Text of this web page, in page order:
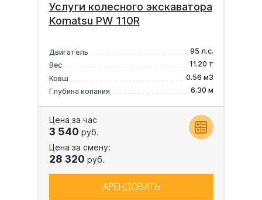
Услуги колесного экскаватора
Komatsu PW 110R
Двигатель
95 л.с.
Вес
11.20 т
Ковш
0.56 м3
Глубина копания
6.30 м
Цена за час
3 540 руб.
Цена за смену:
28 320 руб.
АРЕНДОВАТЬ